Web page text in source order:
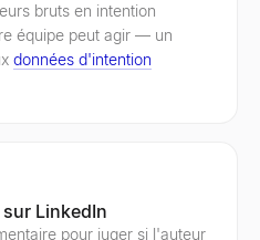
bruts en intention
équipe peut agir — un
données d'intention
LinkedIn
pour juger si l'auteur